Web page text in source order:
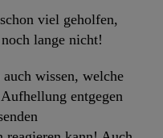
viel geholfen,
noch lange nicht!
wissen, welche
entgegen